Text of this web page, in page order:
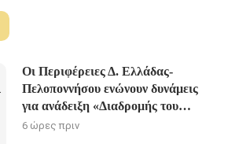
Οι Περιφέρειες Δ. Ελλάδας-
Πελοποννήσου ενώνουν δυνάμεις
για ανάδειξη «Διαδρομής του
Ηρακλή»
6 ώρες πριν